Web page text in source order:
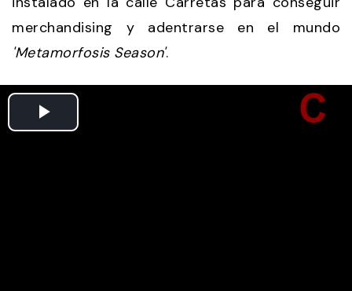
merchandising y adentrarse en el mundo
'Metamorfosis Season'.